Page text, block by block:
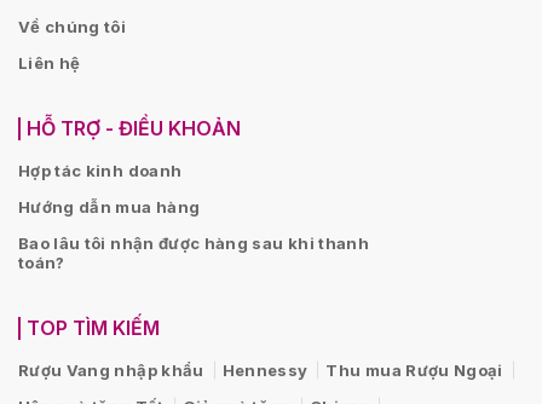
Về chúng tôi
Liên hệ
HỖ TRỢ - ĐIỀU KHOẢN
Hợp tác kinh doanh
Hướng dẫn mua hàng
Bao lâu tôi nhận được hàng sau khi thanh
toán?
TOP TÌM KIẾM
Rượu Vang nhập khẩu Hennessy
Thu mua Rượu Ngoại